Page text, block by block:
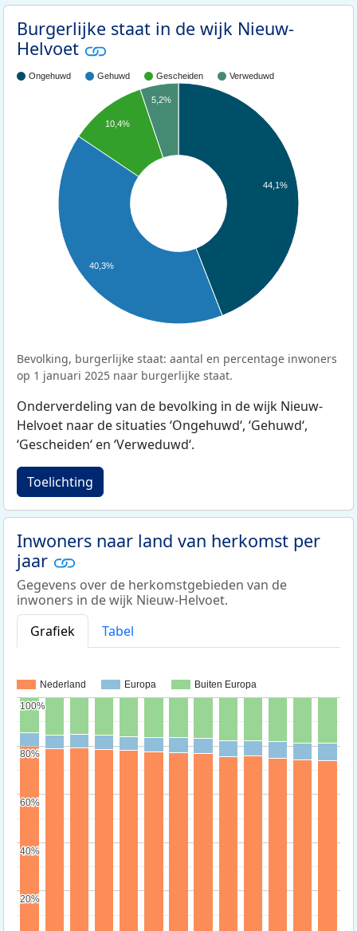
Burgerlijke staat in de wijk Nieuw-
Helvoet
Ongehuwd Gehuwd Gescheiden Verweduwd
44,1%
5,2%
10,4%
40,3%
Bevolking, burgerlijke staat: aantal en percentage inwoners
op 1 januari 2025 naar burgerlijke staat.
Onderverdeling van de bevolking in de wijk Nieuw-
Helvoet naar de situaties ‘Ongehuwd‘, ‘Gehuwd‘,
‘Gescheiden‘ en ‘Verweduwd‘.
Toelichting
Inwoners naar land van herkomst per
jaar
Gegevens over de herkomstgebieden van de
inwoners in de wijk Nieuw-Helvoet.
Grafiek
Tabel
Nederland Europa Buiten Europa
20%
20%
40%
40%
60%
60%
80%
80%
100%
100%